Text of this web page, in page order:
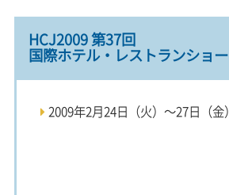
HCJ2009 第37回
国際ホテル・レストランショー
2009年2月24日（火）～27日（金）